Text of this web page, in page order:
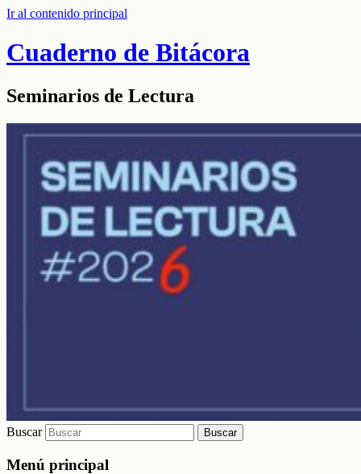
Ir al contenido principal
Cuaderno de Bitácora
Seminarios de Lectura
Buscar
Menú principal